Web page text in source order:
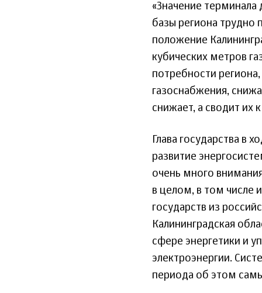
«Значение терминала
базы региона трудно
положение
кубических метров
потребности
газоснабжения,
снижает, а сводит их
Глава государства в
развитие
очень много
в целом, в том числе
государств из
Калининградская
сфере энергетики и
электроэнергии.
периода об этом